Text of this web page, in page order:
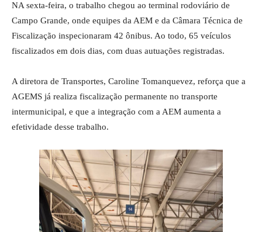
NA sexta-feira, o trabalho chegou ao terminal rodoviário de
Campo Grande, onde equipes da AEM e da Câmara Técnica de
Fiscalização inspecionaram 42 ônibus. Ao todo, 65 veículos
fiscalizados em dois dias, com duas autuações registradas.
A diretora de Transportes, Caroline Tomanquevez, reforça que a
AGEMS já realiza fiscalização permanente no transporte
intermunicipal, e que a integração com a AEM aumenta a
efetividade desse trabalho.